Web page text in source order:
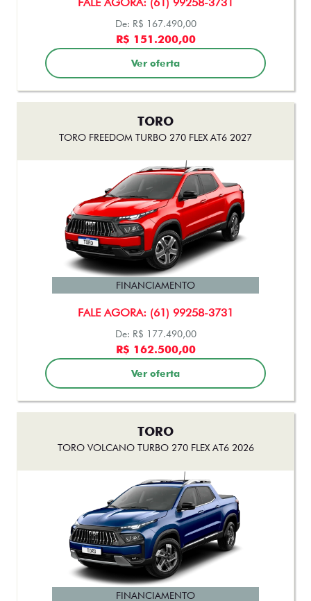
FALE AGORA: (61) 99258-3731
FINANCIAMENTO
De: R$ 177.490,00
R$ 162.500,00
Ver oferta
FALE AGORA: (61) 99258-3731
FINANCIAMENTO
De: R$ 197.490,00
R$ 175.500,00